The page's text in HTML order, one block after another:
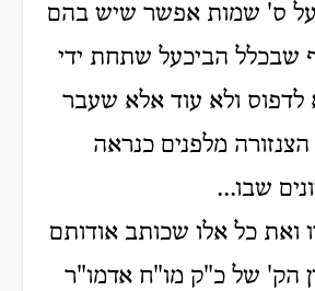
ס' שמות אפשר שיש בהם
שבכלל הביכעל שתחת ידי
לדפוס ולא עוד אלא שעבר
מלפנים כנראה
שבו...
ואת כל אלו שכותב אודותם
הק' של כ"ק מו"ח אדמו"ר